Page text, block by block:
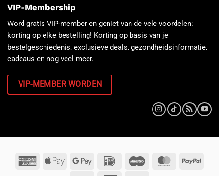
VIP-Membership
Word gratis VIP-member en geniet van de vele voordelen:
korting op elke bestelling! Korting op basis van je
bestelgeschiedenis, exclusieve deals, gezondheidsinformatie,
cadeaus en nog veel meer.
VIP-MEMBER WORDEN